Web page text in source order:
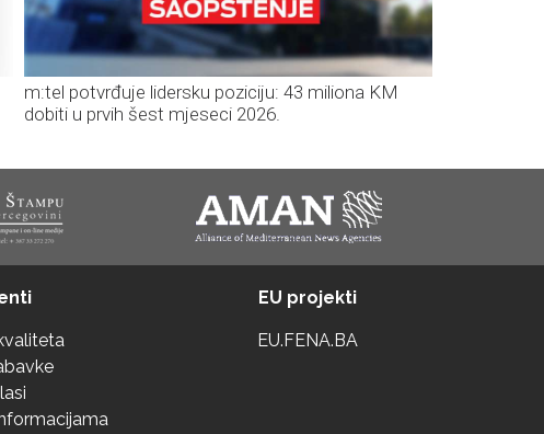
m:tel potvrđuje lidersku poziciju: 43 miliona KM
dobiti u prvih šest mjeseci 2026.
EU projekti
EU.FENA.BA